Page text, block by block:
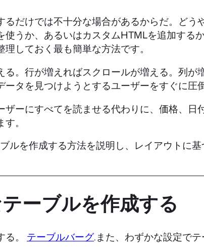
だけでは不十分な場合があるからだ。ど
うか、あるいはカスタムHTMLを追加する
しておく最も簡単な方法です。
。行が増えればスクロールが増える。列
タを見つけようとするユーザーをすぐに圧
ーにすべてを読ませる代わりに、価格、日
。
ルを作成する方法を説明し、レイアウトに
ーブルを作成する
。 テーブルバーグ.また、わずかな設定で